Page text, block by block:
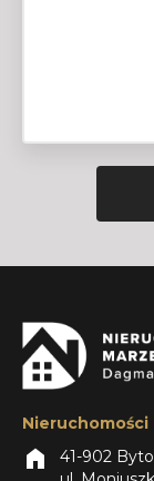
Nieruchomości
home
41-902